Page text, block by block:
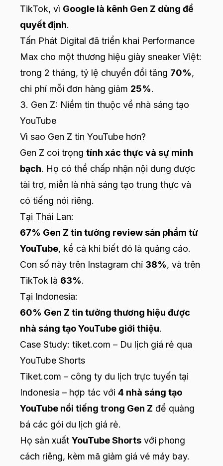
TikTok, vì Google là kênh Gen Z dùng để
quyết định.
Tấn Phát Digital đã triển khai Performance
Max cho một thương hiệu giày sneaker Việt:
trong 2 tháng, tỷ lệ chuyển đổi tăng 70%,
chi phí mỗi đơn hàng giảm 25%.
3. Gen Z: Niềm tin thuộc về nhà sáng tạo
YouTube
Vì sao Gen Z tin YouTube hơn?
Gen Z coi trọng tính xác thực và sự minh
bạch. Họ có thể chấp nhận nội dung được
tài trợ, miễn là nhà sáng tạo trung thực và
có tiếng nói riêng.
Tại Thái Lan:
67% Gen Z tin tưởng review sản phẩm từ
YouTube, kể cả khi biết đó là quảng cáo.
Con số này trên Instagram chỉ 38%, và trên
TikTok là 63%.
Tại Indonesia:
60% Gen Z tin tưởng thương hiệu được
nhà sáng tạo YouTube giới thiệu.
Case Study: tiket.com – Du lịch giá rẻ qua
YouTube Shorts
Tiket.com – công ty du lịch trực tuyến tại
Indonesia – hợp tác với 4 nhà sáng tạo
YouTube nổi tiếng trong Gen Z để quảng
bá các gói du lịch giá rẻ.
Họ sản xuất YouTube Shorts với phong
cách riêng, kèm mã giảm giá vé máy bay.